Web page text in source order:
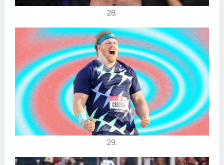
28.
29.